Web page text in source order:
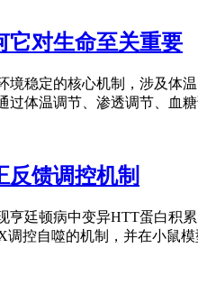
它对生命至关重要
境稳定的核心机制，涉及体
过体温调节、渗透调节、血
反馈调控机制
亨廷顿病中变异HTT蛋白积
控自噬的机制，并在小鼠